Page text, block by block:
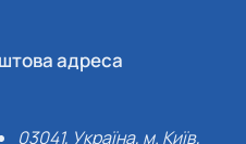
адреса
03041, Україна, м. Київ,